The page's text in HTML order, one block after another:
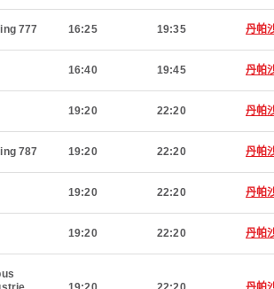
777 16:25 19:35 丹帕
16:40 19:45 丹帕
19:20 22:20 丹帕
787 19:20 22:20 丹帕
19:20 22:20 丹帕
19:20 22:20 丹帕